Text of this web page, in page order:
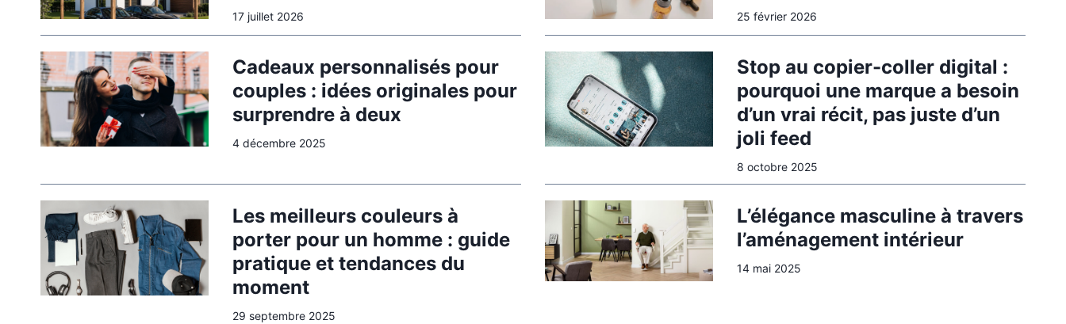
n
e
s
p
x
t
é
17 juillet 2026 25 février 2026
Cadeaux personnalisés pour
couples : idées originales pour
surprendre à deux
4 décembre 2025
Stop au copier-coller digital :
pourquoi une marque a besoin
d’un vrai récit, pas juste d’un
joli feed
8 octobre 2025
Les meilleurs couleurs à
porter pour un homme : guide
pratique et tendances du
moment
29 septembre 2025
L’élégance masculine à travers
l’aménagement intérieur
14 mai 2025